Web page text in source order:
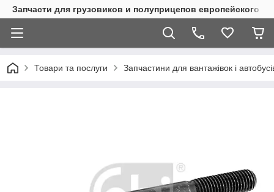
Запчасти для грузовиков и полуприцепов европейского
Товари та послуги Запчастини для вантажівок і